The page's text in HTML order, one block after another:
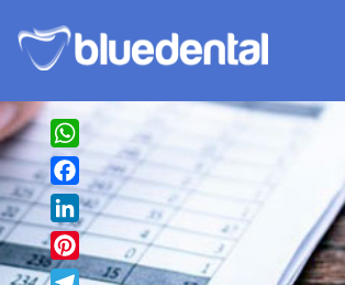
WhatsApp
Facebook
LinkedIn
Pinterest